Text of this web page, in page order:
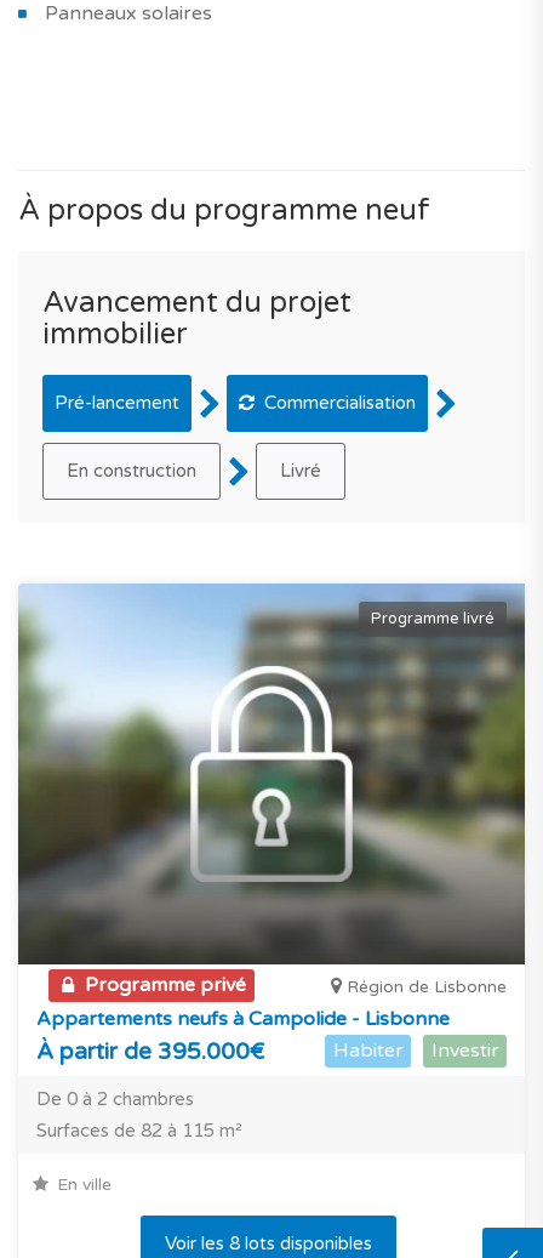
Panneaux solaires
À propos du programme neuf
Avancement du projet
immobilier
Pré-lancement Commercialisation
En construction Livré
Programme livré
Programme privé Région de Lisbonne
Appartements neufs à Campolide - Lisbonne
À partir de 395.000€ Habiter Investir
De 0 à 2 chambres
Surfaces de 82 à 115 m²
En ville
Voir les 8 lots disponibles